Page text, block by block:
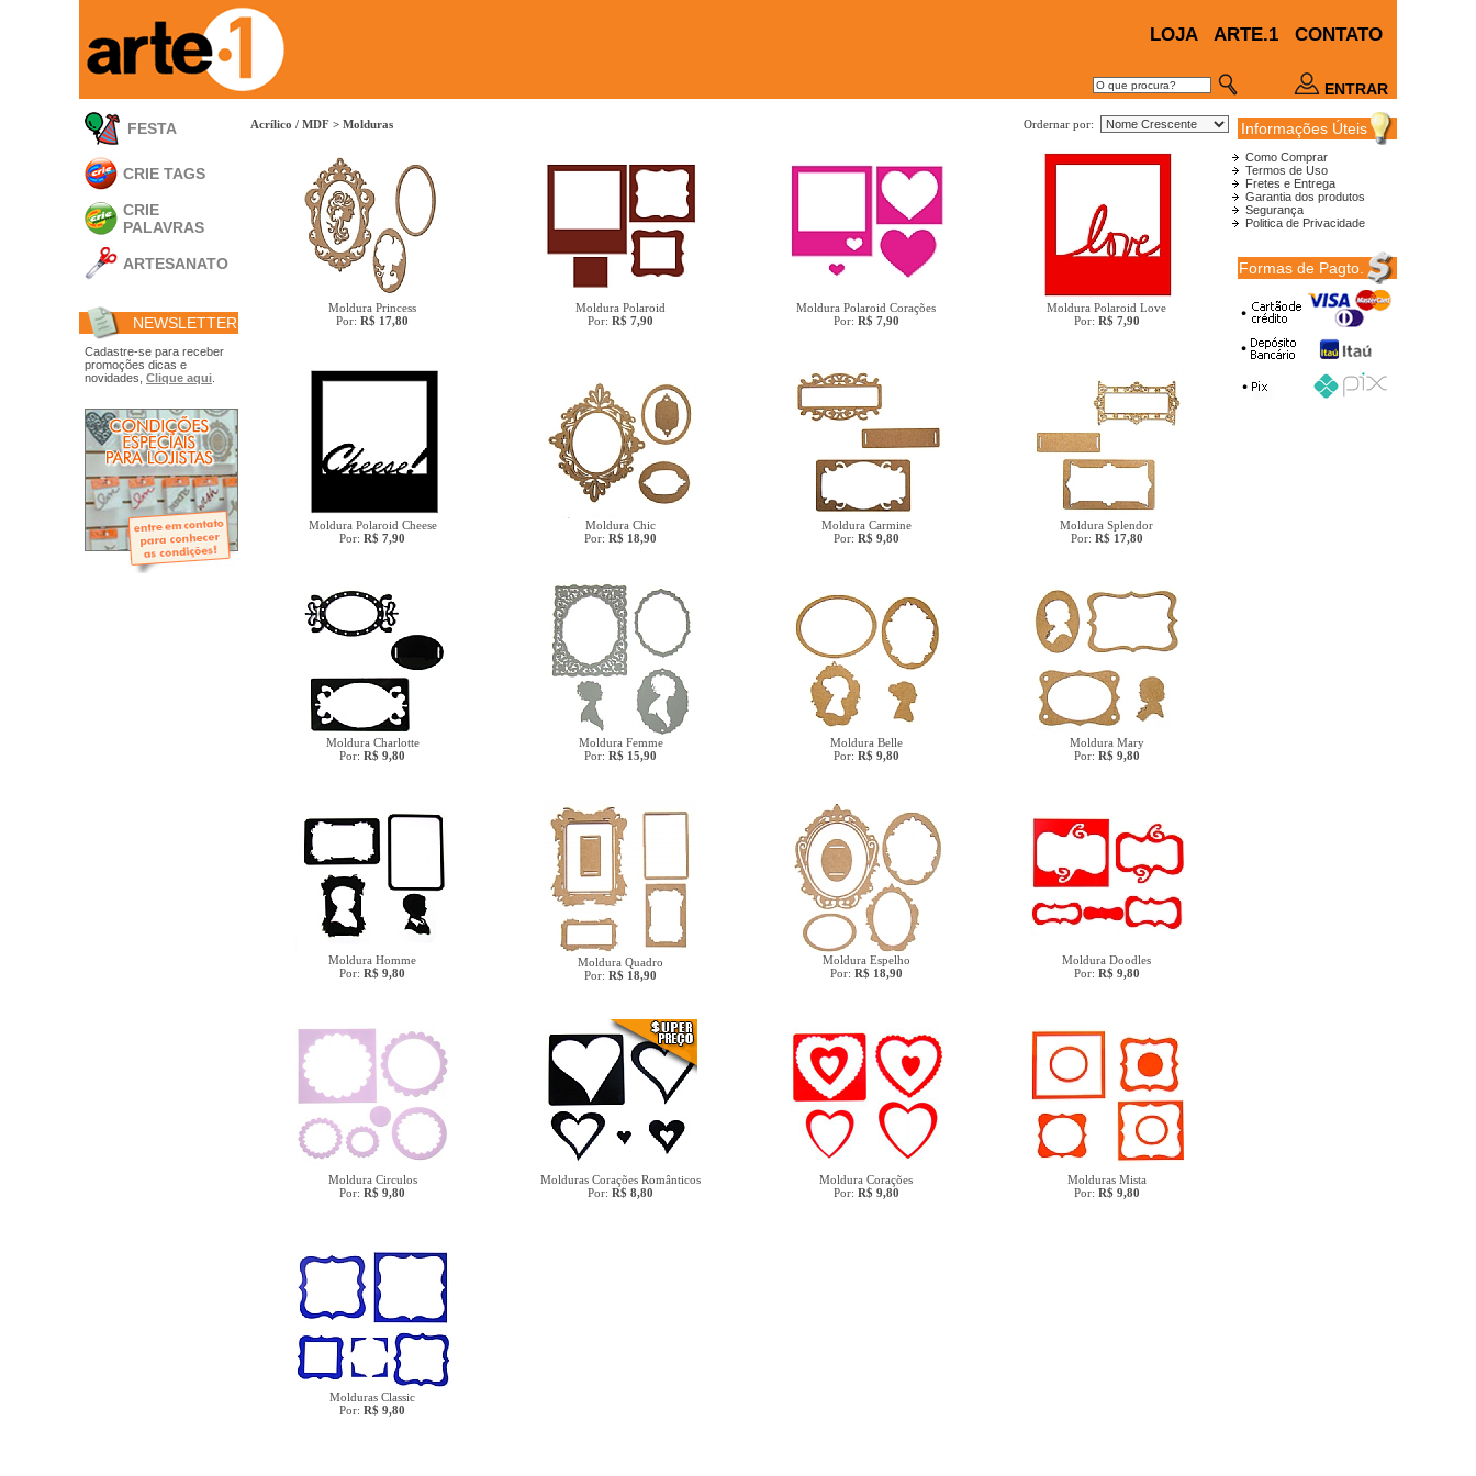
LOJA ARTE.1 CONTATO
ENTRAR
FESTA
CRIE TAGS
CRIE
PALAVRAS
ARTESANATO
Acrílico
Porta Retratos
Ferramentas
- Carimbões
- Embalagens
- Máscaras
- Espátulas
- Diversos
Álbuns
- Mini-Álbuns
- Páginas Mini
- Páginas Scrap
- Argolas
NEWSLETTER
Cadastre-se para receber
promoções dicas e
novidades, Clique aqui
Acrílico / MDF > Molduras Ordernar por:
Moldura Princess
Por: R$ 17,80
Moldura Polaroid
Por: R$ 7,90
Moldura Polaroid Corações
Por: R$ 7,90
Moldura Polaroid Love
Por: R$ 7,90
Moldura Polaroid Cheese
Por: R$ 7,90
Moldura Chic
Por: R$ 18,90
Moldura Carmine
Por: R$ 9,80
Moldura Splendor
Por: R$ 17,80
Moldura Charlotte
Por: R$ 9,80
Moldura Femme
Por: R$ 15,90
Moldura Belle
Por: R$ 9,80
Moldura Mary
Por: R$ 9,80
Moldura Homme
Por: R$ 9,80
Moldura Quadro
Por: R$ 18,90
Moldura Espelho
Por: R$ 18,90
Moldura Doodles
Por: R$ 9,80
Moldura Circulos
Por: R$ 9,80
Molduras Corações Românticos
Por: R$ 8,80
Moldura Corações
Por: R$ 9,80
Molduras Mista
Por: R$ 9,80
Molduras Classic
Por: R$ 9,80
Informações Úteis
Como Comprar
Termos de Uso
Fretes e Entrega
Garantia dos produtos
Segurança
Politica de Privacidade
Formas de Pagto.